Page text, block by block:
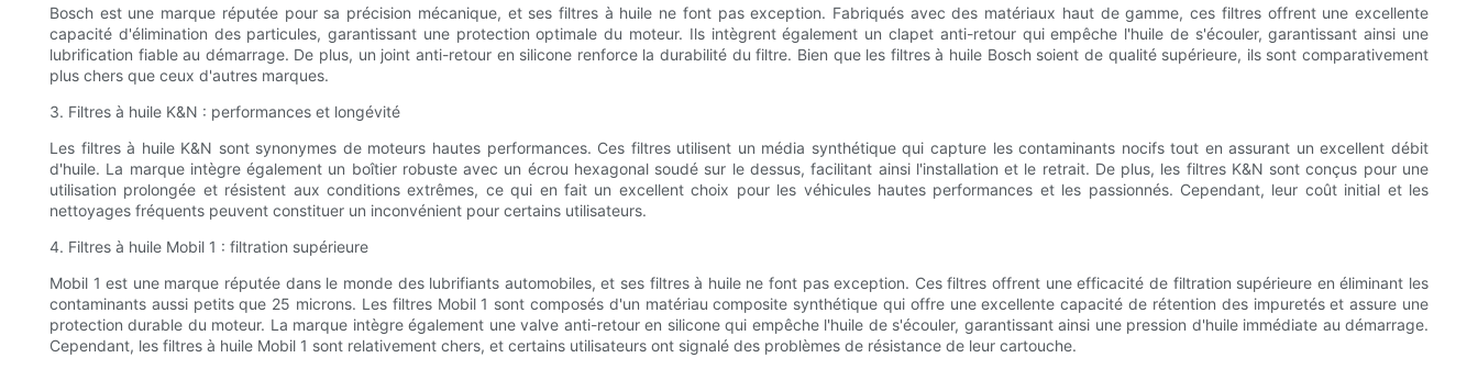
Bosch est une marque réputée pour sa précision mécanique, et ses filtres à huile ne font pas exception. Fabriqués avec des matériaux haut de gamme, ces filtres offrent une excellente
capacité d'élimination des particules, garantissant une protection optimale du moteur. Ils intègrent également un clapet anti-retour qui empêche l'huile de s'écouler, garantissant ainsi une
lubrification fiable au démarrage. De plus, un joint anti-retour en silicone renforce la durabilité du filtre. Bien que les filtres à huile Bosch soient de qualité supérieure, ils sont comparativement
plus chers que ceux d'autres marques.
3. Filtres à huile K&N : performances et longévité
Les filtres à huile K&N sont synonymes de moteurs hautes performances. Ces filtres utilisent un média synthétique qui capture les contaminants nocifs tout en assurant un excellent débit
d'huile. La marque intègre également un boîtier robuste avec un écrou hexagonal soudé sur le dessus, facilitant ainsi l'installation et le retrait. De plus, les filtres K&N sont conçus pour une
utilisation prolongée et résistent aux conditions extrêmes, ce qui en fait un excellent choix pour les véhicules hautes performances et les passionnés. Cependant, leur coût initial et les
nettoyages fréquents peuvent constituer un inconvénient pour certains utilisateurs.
4. Filtres à huile Mobil 1 : filtration supérieure
Mobil 1 est une marque réputée dans le monde des lubrifiants automobiles, et ses filtres à huile ne font pas exception. Ces filtres offrent une efficacité de filtration supérieure en éliminant les
contaminants aussi petits que 25 microns. Les filtres Mobil 1 sont composés d'un matériau composite synthétique qui offre une excellente capacité de rétention des impuretés et assure une
protection durable du moteur. La marque intègre également une valve anti-retour en silicone qui empêche l'huile de s'écouler, garantissant ainsi une pression d'huile immédiate au démarrage.
Cependant, les filtres à huile Mobil 1 sont relativement chers, et certains utilisateurs ont signalé des problèmes de résistance de leur cartouche.